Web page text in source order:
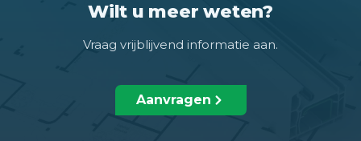
Wilt u meer weten?
Vraag vrijblijvend informatie aan.
Aanvragen